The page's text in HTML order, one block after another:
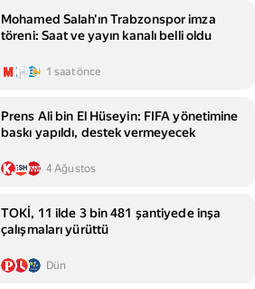
Mohamed Salah'ın Trabzonspor imza
töreni: Saat ve yayın kanalı belli oldu
1 saat önce
Prens Ali bin El Hüseyin: FIFA yönetimine
baskı yapıldı, destek vermeyecek
4 Ağustos
TOKİ, 11 ilde 3 bin 481 şantiyede inşa
çalışmaları yürüttü
Dün